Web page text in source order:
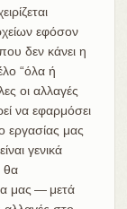
εφόσον
που δεν κάνει η
“όλα ή
οι αλλαγές
να εφαρμόσει
εργασίας μας
είναι γενικά
θα
μας — μετά